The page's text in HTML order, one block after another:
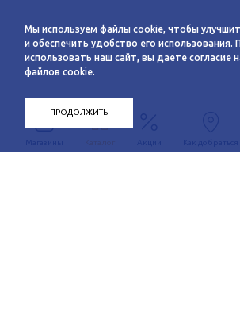
Каталог
Мы используем файлы cookie, чтобы
и обеспечить удобство его использования.
использовать наш сайт, вы даете согласие
файлов cookie.
ПРОДОЛЖИТЬ